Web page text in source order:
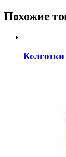
Похожие
Колготки